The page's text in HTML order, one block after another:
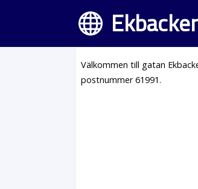
Välkommen till gatan
postnummer 61991.